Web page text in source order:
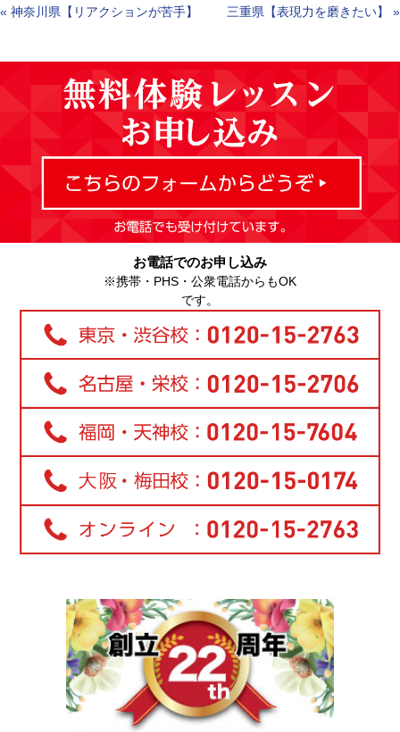
« 神奈川県【リアクションが苦手】 三重県【表現力を磨きたい】 »
お電話でのお申し込み
※携帯・PHS・公衆電話からもOK
です。